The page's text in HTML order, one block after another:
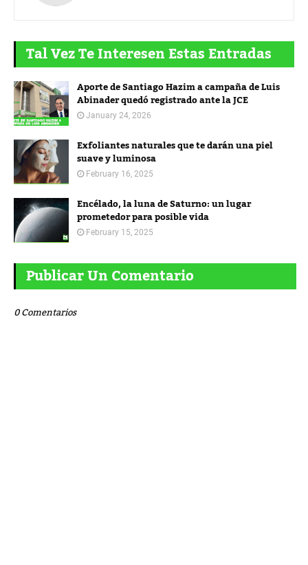
Tal Vez Te Interesen Estas Entradas
Aporte de Santiago Hazim a campaña de Luis
Abinader quedó registrado ante la JCE
January 24, 2026
Exfoliantes naturales que te darán una piel
suave y luminosa
February 16, 2025
Encélado, la luna de Saturno: un lugar
prometedor para posible vida
February 15, 2025
Publicar Un Comentario
0 Comentarios